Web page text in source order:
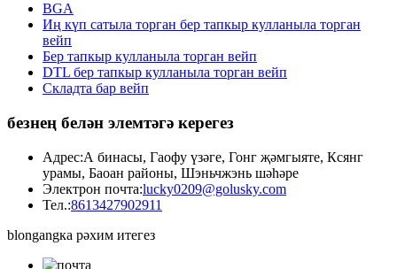
BGA
Иң күп сатыла торган бер тапкыр кулланыла торган
вейп
Бер тапкыр кулланыла торган вейп
DTL бер тапкыр кулланыла торган вейп
Складта бар вейп
безнең белән элемтәгә керегез
Адрес:А бинасы, Гаофу үзәге, Гонг җәмгыяте, Ксянг
урамы, Баоан районы, Шэньчжэнь шәһәре
Электрон почта:lucky0209@golusky.com
Тел.:8613427902911
blongangка рәхим итегез